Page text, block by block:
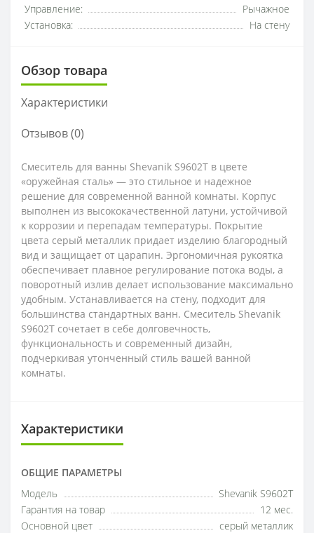
Управление:
Рычажное
Установка:
На стену
Обзор товара
Характеристики
Отзывов (0)
Смеситель для ванны Shevanik S9602T в цвете
«оружейная сталь» — это стильное и надежное
решение для современной ванной комнаты. Корпус
выполнен из высококачественной латуни, устойчивой
к коррозии и перепадам температуры. Покрытие
цвета серый металлик придает изделию благородный
вид и защищает от царапин. Эргономичная рукоятка
обеспечивает плавное регулирование потока воды, а
поворотный излив делает использование максимально
удобным. Устанавливается на стену, подходит для
большинства стандартных ванн. Смеситель Shevanik
S9602T сочетает в себе долговечность,
функциональность и современный дизайн,
подчеркивая утонченный стиль вашей ванной
комнаты.
Характеристики
ОБЩИЕ ПАРАМЕТРЫ
Модель
Shevanik S9602T
Гарантия на товар
12 мес.
Основной цвет
серый металлик